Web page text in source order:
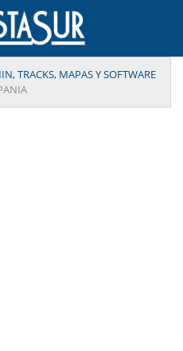
TRACKS, MAPAS Y SOFTWARE